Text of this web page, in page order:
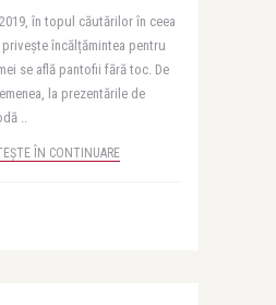
în topul căutărilor în ceea
privește încălțămintea pentru
se află pantofii fără toc. De
la prezentările de
..
ÎN CONTINUARE